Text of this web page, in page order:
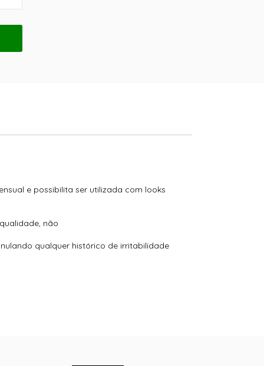
e possibilita ser utilizada com looks
não
qualquer histórico de irritabilidade